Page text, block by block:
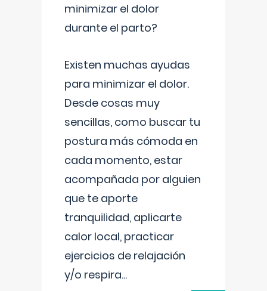
minimizar el dolor
durante el parto?
Existen muchas ayudas
para minimizar el dolor.
Desde cosas muy
sencillas, como buscar tu
postura más cómoda en
cada momento, estar
acompañada por alguien
que te aporte
tranquilidad, aplicarte
calor local, practicar
ejercicios de relajación
y/o respira...